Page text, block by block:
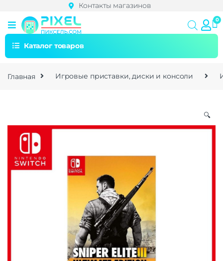
Контакты магазинов
Каталог товаров
Главная Игровые приставки, диски и консоли
🔍